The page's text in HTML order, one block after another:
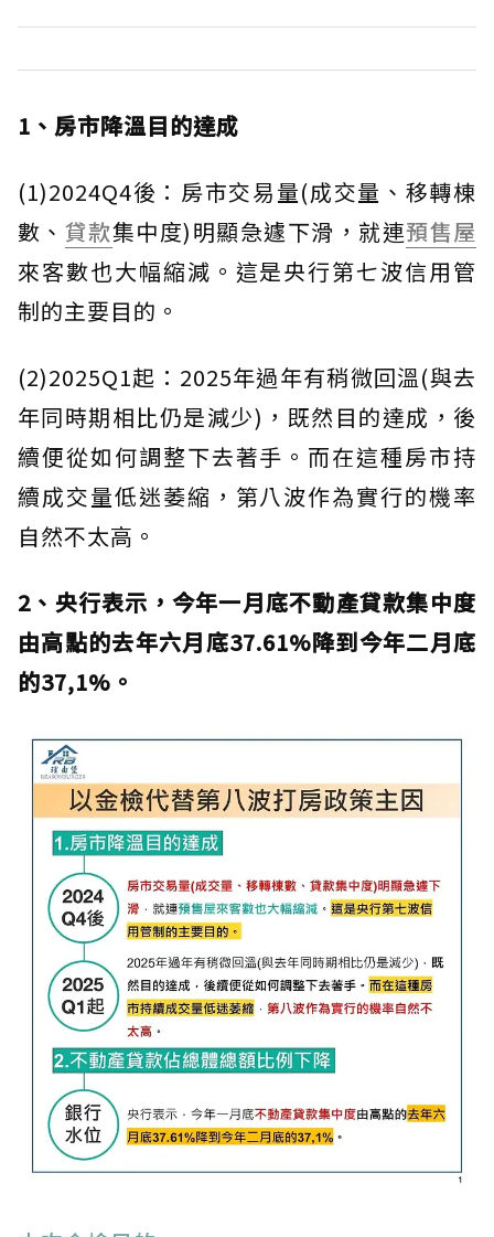
1、房市降溫目的達成
(1)2024Q4後：房市交易量(成交量、移轉棟
數、 貸款集中度)明顯急遽下滑，就連預售屋
來客數也大幅縮減。這是央行第七波信用管
制的主要目的。
(2)2025Q1起：2025年過年有稍微回溫(與去
年同時期相比仍是減少)，既然目的達成，後
續便從如何調整下去著手。而在這種房市持
續成交量低迷萎縮，第八波作為實行的機率
自然不太高。
2、央行表示，今年一月底不動產貸款集中度
由高點的去年六月底37.61%降到今年二月底
的37,1%。